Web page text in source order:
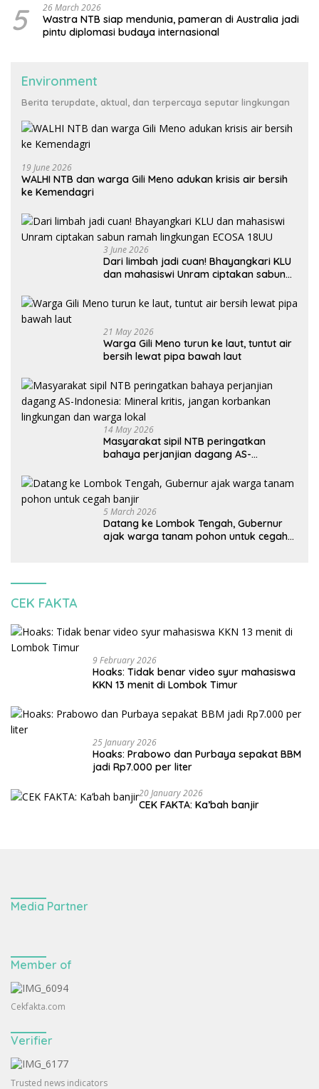
5 26 March 2026
Wastra NTB siap mendunia, pameran di Australia jadi
pintu diplomasi budaya internasional
Environment
Berita terupdate, aktual, dan terpercaya seputar lingkungan
19 June 2026
WALHI NTB dan warga Gili Meno adukan krisis air bersih
ke Kemendagri
3 June 2026
Dari limbah jadi cuan! Bhayangkari KLU
dan mahasiswi Unram ciptakan sabun
21 May 2026
Warga Gili Meno turun ke laut, tuntut air
bersih lewat pipa bawah laut
14 May 2026
Masyarakat sipil NTB peringatkan
bahaya perjanjian dagang AS-
korbankan lingkungan dan warga lokal
5 March 2026
Datang ke Lombok Tengah, Gubernur
ajak warga tanam pohon untuk cegah
CEK FAKTA
9 February 2026
Hoaks: Tidak benar video syur mahasiswa
KKN 13 menit di Lombok Timur
25 January 2026
Hoaks: Prabowo dan Purbaya sepakat BBM
jadi Rp7.000 per liter
20 January 2026
CEK FAKTA: Ka’bah banjir
Media Partner
Member of
Cekfakta.com
Verifier
Trusted news indicators